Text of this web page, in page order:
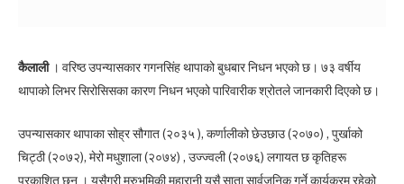
कैलाली। वरिष्ठ उपन्यासकार गगनसिंह थापाको बुधबार निधन भएको छ। ७३ वर्षीय
थापाको लिभर सिरोसिसका कारण निधन भएको पारिवारीक श्रोतले जानकारी दिएको छ।
उपन्यासकार थापाका सोह्र सौगात (२०३५ ), कर्णालीको छेउछाउ (२०७०) , पुर्खाको
चिट्ठी (२०७२), मेरो मधुशाला (२०७४) , उज्ज्वली (२०७६) लगायत छ कृतिहरू
प्रकाशित छन् । यसैगरी मरुभूमिकी महारानी यसै साता सार्वजनिक गर्ने कार्यक्रम रहेको